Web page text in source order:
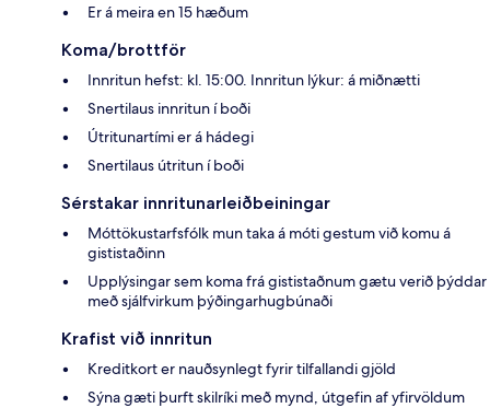
Er á meira en 15 hæðum
Koma/brottför
Innritun hefst: kl. 15:00. Innritun lýkur: á miðnætti
Snertilaus innritun í boði
Útritunartími er á hádegi
Snertilaus útritun í boði
Sérstakar innritunarleiðbeiningar
Móttökustarfsfólk mun taka á móti gestum við komu á
gististaðinn
Upplýsingar sem koma frá gististaðnum gætu verið þýddar
með sjálfvirkum þýðingarhugbúnaði
Krafist við innritun
Kreditkort er nauðsynlegt fyrir tilfallandi gjöld
Sýna gæti þurft skilríki með mynd, útgefin af yfirvöldum